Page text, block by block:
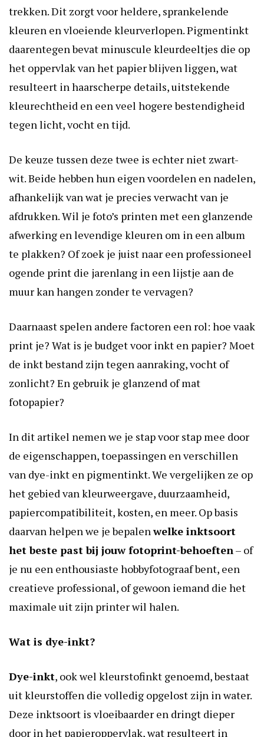
trekken. Dit zorgt voor heldere, sprankelende
kleuren en vloeiende kleurverlopen. Pigmentinkt
daarentegen bevat minuscule kleurdeeltjes die op
het oppervlak van het papier blijven liggen, wat
resulteert in haarscherpe details, uitstekende
kleurechtheid en een veel hogere bestendigheid
tegen licht, vocht en tijd.
De keuze tussen deze twee is echter niet zwart-
wit. Beide hebben hun eigen voordelen en nadelen,
afhankelijk van wat je precies verwacht van je
afdrukken. Wil je foto’s printen met een glanzende
afwerking en levendige kleuren om in een album
te plakken? Of zoek je juist naar een professioneel
ogende print die jarenlang in een lijstje aan de
muur kan hangen zonder te vervagen?
Daarnaast spelen andere factoren een rol: hoe vaak
print je? Wat is je budget voor inkt en papier? Moet
de inkt bestand zijn tegen aanraking, vocht of
zonlicht? En gebruik je glanzend of mat
fotopapier?
In dit artikel nemen we je stap voor stap mee door
de eigenschappen, toepassingen en verschillen
van dye-inkt en pigmentinkt. We vergelijken ze op
het gebied van kleurweergave, duurzaamheid,
papiercompatibiliteit, kosten, en meer. Op basis
daarvan helpen we je bepalenwelke inktsoort
het beste past bij jouw fotoprint-behoeften– of
je nu een enthousiaste hobbyfotograaf bent, een
creatieve professional, of gewoon iemand die het
maximale uit zijn printer wil halen.
Wat is dye-inkt?
Dye-inkt, ook wel kleurstofinkt genoemd, bestaat
uit kleurstoffen die volledig opgelost zijn in water.
Deze inktsoort is vloeibaarder en dringt dieper
door in het papieroppervlak, wat resulteert in